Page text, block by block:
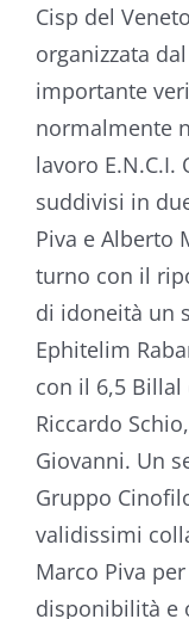
Cisp del
organizzata
importante
normalmente
lavoro
suddivisi in
Piva e Alberto
turno con il
di idoneità un
Ephitelim
con il 6,5
Riccardo
Giovanni. Un
Gruppo
validissimi
Marco Piva
disponibilità e